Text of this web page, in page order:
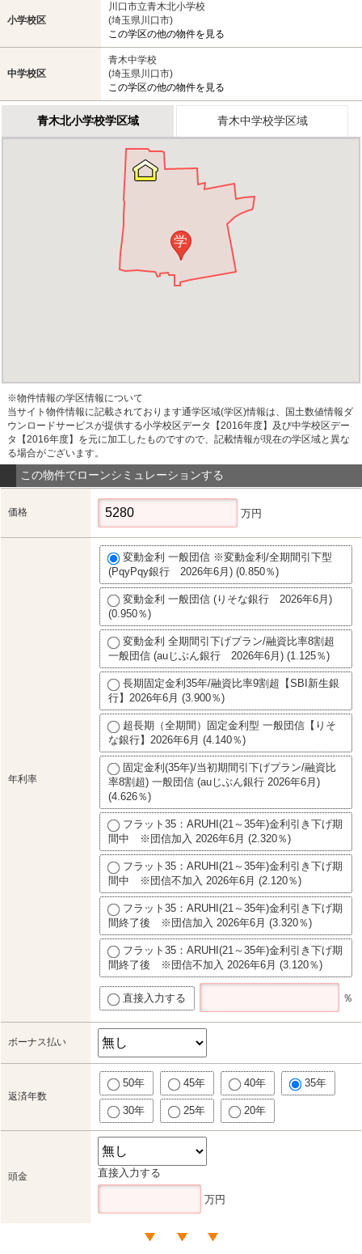
小学校区
川口市立青木北小学校
(埼玉県川口市)
この学区の他の物件を見る
中学校区
青木中学校
(埼玉県川口市)
この学区の他の物件を見る
青木北小学校学区域 青木中学校学区域
学
※物件情報の学区情報について
当サイト物件情報に記載されております通学区域(学区)情報は、国土数値情報ダ
ウンロードサービスが提供する小学校区データ【2016年度】及び中学校区デー
タ【2016年度】を元に加工したものですので、記載情報が現在の学区域と異な
る場合がございます。
この物件でローンシミュレーションする
価格 万円
年利率
変動金利 一般団信 ※変動金利/全期間引下型
(PqyPqy銀行 2026年6月) (0.850％)
変動金利 一般団信 (りそな銀行 2026年6月)
(0.950％)
変動金利 全期間引下げプラン/融資比率8割超
一般団信 (auじぶん銀行 2026年6月) (1.125％)
長期固定金利35年/融資比率9割超【SBI新生銀
行】2026年6月 (3.900％)
超長期（全期間）固定金利型 一般団信【りそ
な銀行】2026年6月 (4.140％)
固定金利(35年)/当初期間引下げプラン/融資比
率8割超) 一般団信 (auじぶん銀行 2026年6月)
(4.626％)
フラット35：ARUHI(21～35年)金利引き下げ期
間中 ※団信加入 2026年6月 (2.320％)
フラット35：ARUHI(21～35年)金利引き下げ期
間中 ※団信不加入 2026年6月 (2.120％)
フラット35：ARUHI(21～35年)金利引き下げ期
間終了後 ※団信加入 2026年6月 (3.320％)
フラット35：ARUHI(21～35年)金利引き下げ期
間終了後 ※団信不加入 2026年6月 (3.120％)
直接入力する ％
ボーナス払い
返済年数
50年 45年 40年 35年
30年 25年 20年
頭金 直接入力する
万円